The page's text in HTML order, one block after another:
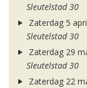
Sleutelstad 30
Zaterdag 5
Sleutelstad 30
Zaterdag 29
Sleutelstad 30
Zaterdag 22